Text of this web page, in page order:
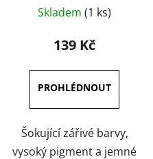
hodnocení
produktu
5,0
z
5
hvězdiček.
Skladem (1 ks)
139 Kč
Šokující zářivé barvy,
vysoký pigment a jemné